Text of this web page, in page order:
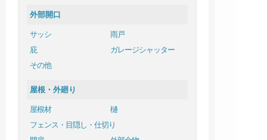
外部開口
サッシ
雨戸
庇
ガレージシャッター
その他
屋根・外廻り
屋根材
樋
フェンス・目隠し・仕切り